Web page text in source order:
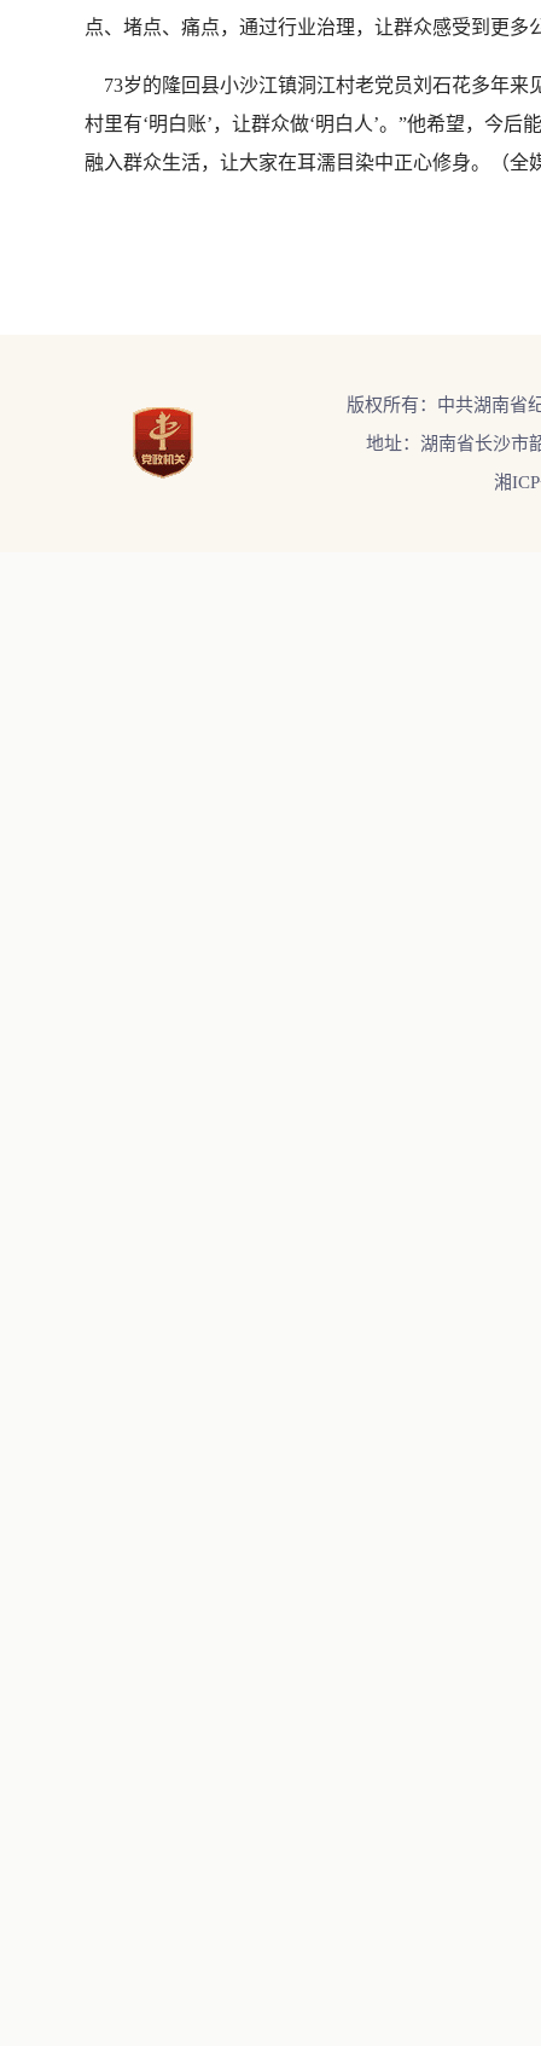
点、堵点、痛点，通过行业治理，让群众感受到更多
73岁的隆回县小沙江镇洞江村老党员刘石花多年来
村里有‘明白账’，让群众做‘明白人’。”他希望，今
融入群众生活，让大家在耳濡目染中正心修身。（全
版权所有：中共湖南省
地址：湖南省长沙市
湘